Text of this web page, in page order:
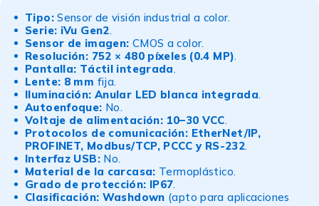
Tipo:Sensor de visión industrial a color.
Serie: iVu Gen2.
Sensor de imagen: CMOS a color.
Resolución: 752 × 480 píxeles (0.4 MP).
Pantalla: Táctil integrada.
Lente: 8 mm fija.
Iluminación: Anular LED blanca integrada.
Autoenfoque: No.
Voltaje de alimentación: 10–30 VCC.
Protocolos de comunicación: EtherNet/IP,
PROFINET, Modbus/TCP, PCCC y RS-232.
Interfaz USB:No.
Material de la carcasa: Termoplástico.
Grado de protección: IP67.
Clasificación: Washdown (apto para aplicaciones